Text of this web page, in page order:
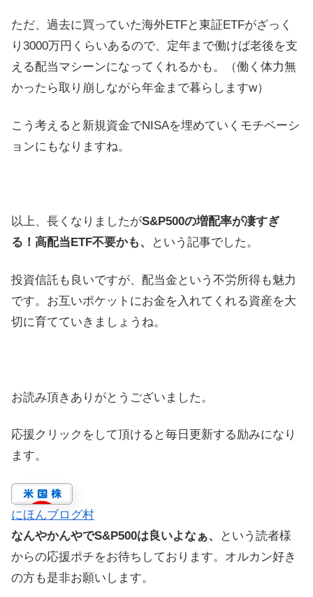
ただ、過去に買っていた海外ETFと東証ETFがざっく
り3000万円くらいあるので、定年まで働けば老後を支
える配当マシーンになってくれるかも。（働く体力無
かったら取り崩しながら年金まで暮らしますw）
こう考えると新規資金でNISAを埋めていくモチベーシ
ョンにもなりますね。
以上、長くなりましたがS&P500の増配率が凄すぎ
る！高配当ETF不要かも、
という記事でした。
投資信託も良いですが、配当金という不労所得も魅力
です。お互いポケットにお金を入れてくれる資産を大
切に育てていきましょうね。
お読み頂きありがとうございました。
応援クリックをして頂けると毎日更新する励みになり
ます。
にほんブログ村
なんやかんやでS&P500は良いよなぁ、
という読者様
からの応援ポチをお待ちしております。オルカン好き
の方も是非お願いします。